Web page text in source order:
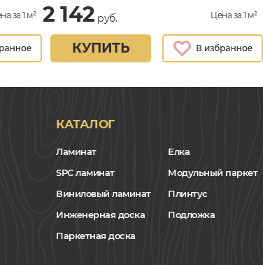
за 1 м² 2 142 руб.
КУПИТЬ
Цена за 1 м²
КАТАЛОГ
Ламинат
SPC ламинат
Виниловый ламинат
Инженерная доска
Паркетная доска
Елка
Модульный паркет
Плинтус
Подложка